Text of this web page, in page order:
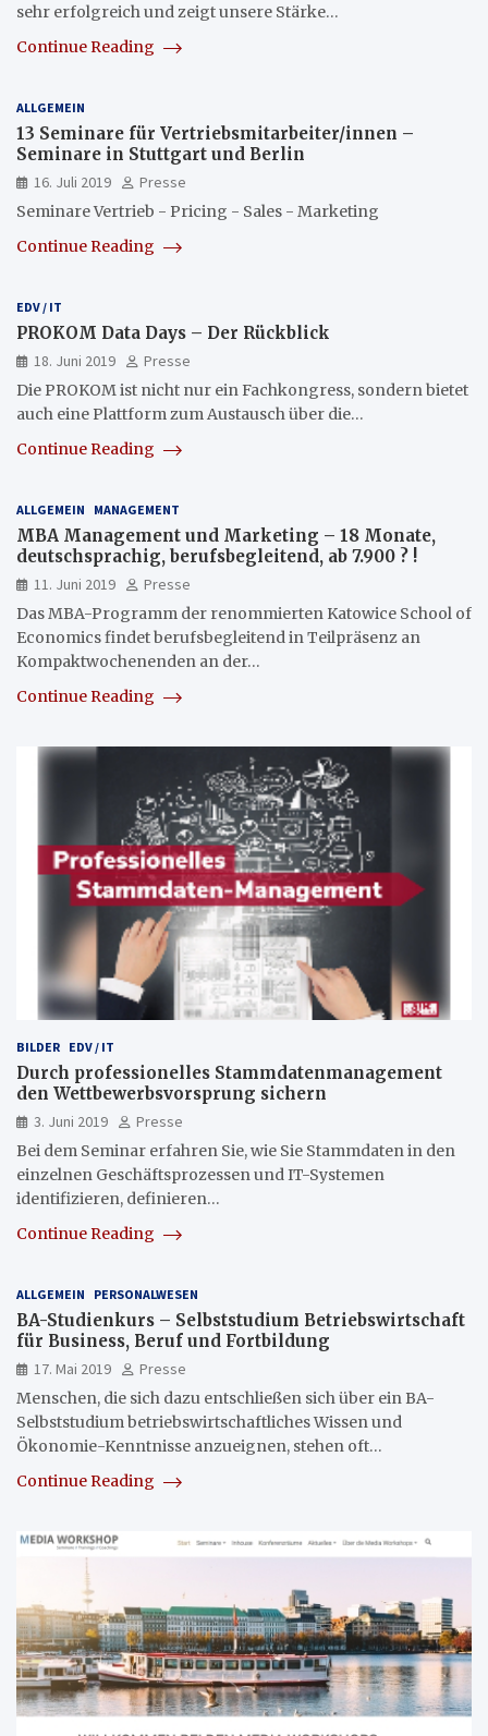
sehr erfolgreich und zeigt unsere Stärke…
Continue Reading
ALLGEMEIN
13 Seminare für Vertriebsmitarbeiter/innen –
Seminare in Stuttgart und Berlin
16. Juli 2019
Presse
Seminare Vertrieb - Pricing - Sales - Marketing
Continue Reading
EDV / IT
PROKOM Data Days – Der Rückblick
18. Juni 2019
Presse
Die PROKOM ist nicht nur ein Fachkongress, sondern bietet
auch eine Plattform zum Austausch über die…
Continue Reading
ALLGEMEIN MANAGEMENT
MBA Management und Marketing – 18 Monate,
deutschsprachig, berufsbegleitend, ab 7.900 ? !
11. Juni 2019
Presse
Das MBA-Programm der renommierten Katowice School of
Economics findet berufsbegleitend in Teilpräsenz an
Kompaktwochenenden an der…
Continue Reading
BILDER EDV / IT
Durch professionelles Stammdatenmanagement
den Wettbewerbsvorsprung sichern
3. Juni 2019
Presse
Bei dem Seminar erfahren Sie, wie Sie Stammdaten in den
einzelnen Geschäftsprozessen und IT-Systemen
identifizieren, definieren…
Continue Reading
ALLGEMEIN PERSONALWESEN
BA-Studienkurs – Selbststudium Betriebswirtschaft
für Business, Beruf und Fortbildung
17. Mai 2019
Presse
Menschen, die sich dazu entschließen sich über ein BA-
Selbststudium betriebswirtschaftliches Wissen und
Ökonomie-Kenntnisse anzueignen, stehen oft…
Continue Reading